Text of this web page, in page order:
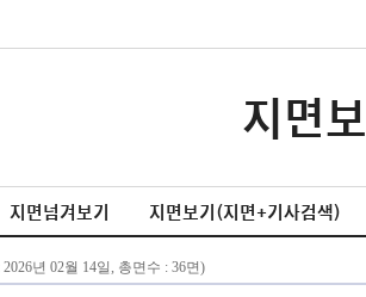
지면
지면넘겨보기 지면보기(지면+기사검색)